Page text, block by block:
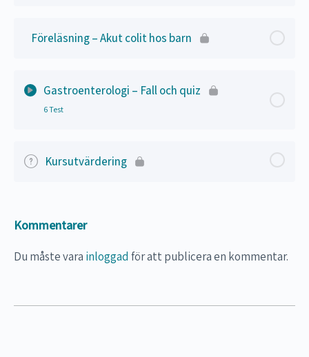
Föreläsning – Akut colit hos barn
Gastroenterologi – Fall och quiz
6 Test
Bakjoursfall – A66
Bakjoursfall – A65
Kursutvärdering
Kommentarer
Du måste vara inloggad för att publicera en kommentar.